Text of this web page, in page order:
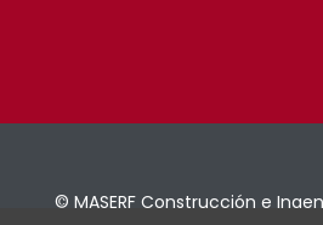
© MASERF Construcción e